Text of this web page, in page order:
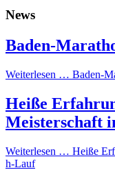
News
Baden-
Weiterlesen … Baden-
Heiße
Meisterschaft
Weiterlesen … Heiße
h-Lauf